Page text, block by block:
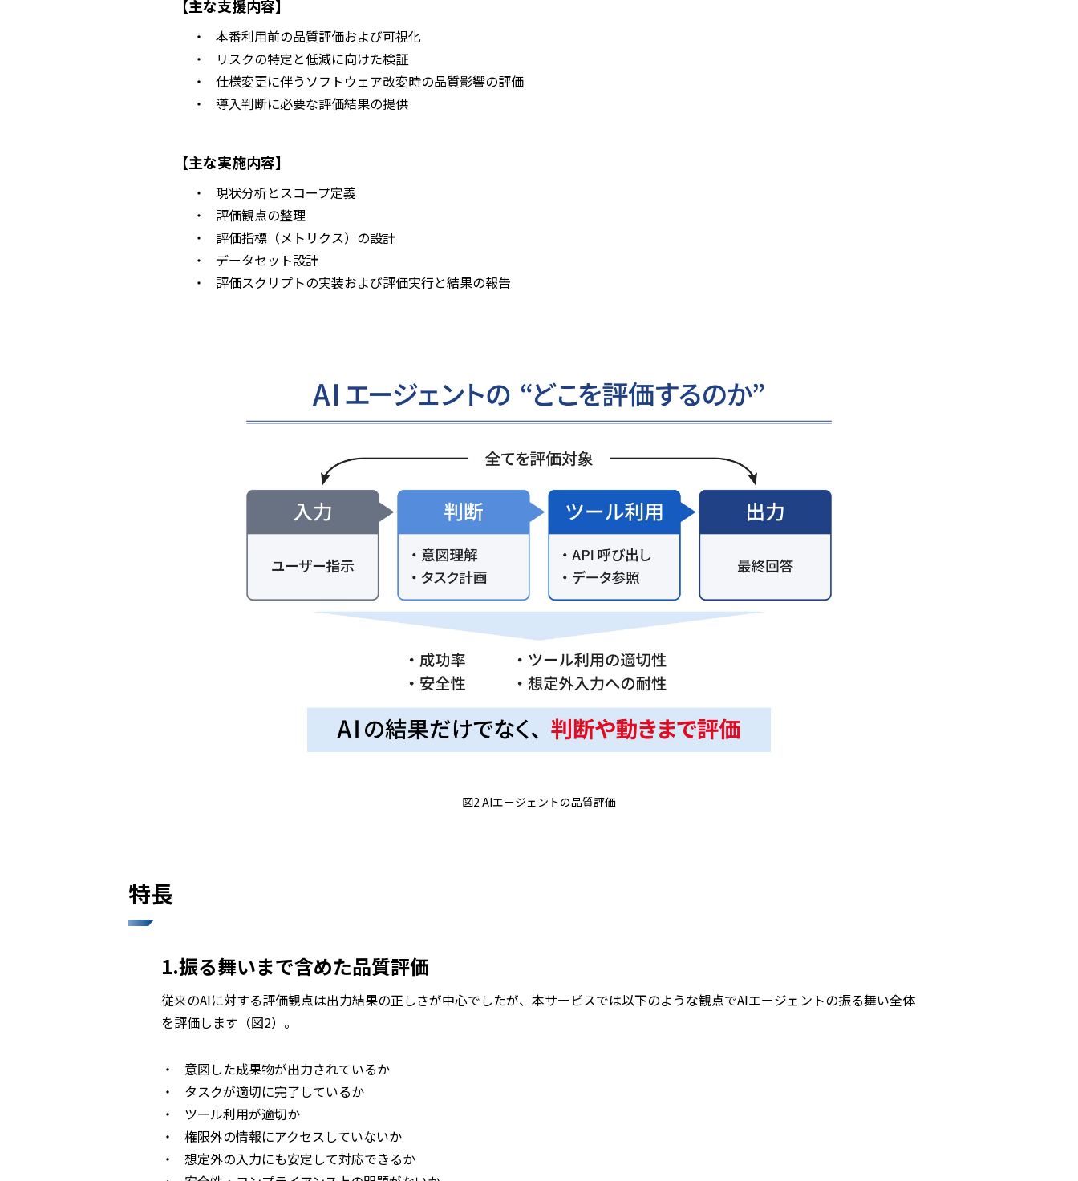
【主な支援内容】
・
本番利用前の品質評価および可視化
・
リスクの特定と低減に向けた検証
・
仕様変更に伴うソフトウェア改変時の品質影響の評価
・
導入判断に必要な評価結果の提供
【主な実施内容】
・
現状分析とスコープ定義
・
評価観点の整理
・
評価指標（メトリクス）の設計
・
データセット設計
・
評価スクリプトの実装および評価実行と結果の報告
図2 AIエージェントの品質評価
特長
1.振る舞いまで含めた品質評価
従来のAIに対する評価観点は出力結果の正しさが中心でしたが、本サービスでは以下のような観点でAIエージェントの振る舞い全体
を評価します（図2）。
・
意図した成果物が出力されているか
・
タスクが適切に完了しているか
・
ツール利用が適切か
・
権限外の情報にアクセスしていないか
・
想定外の入力にも安定して対応できるか